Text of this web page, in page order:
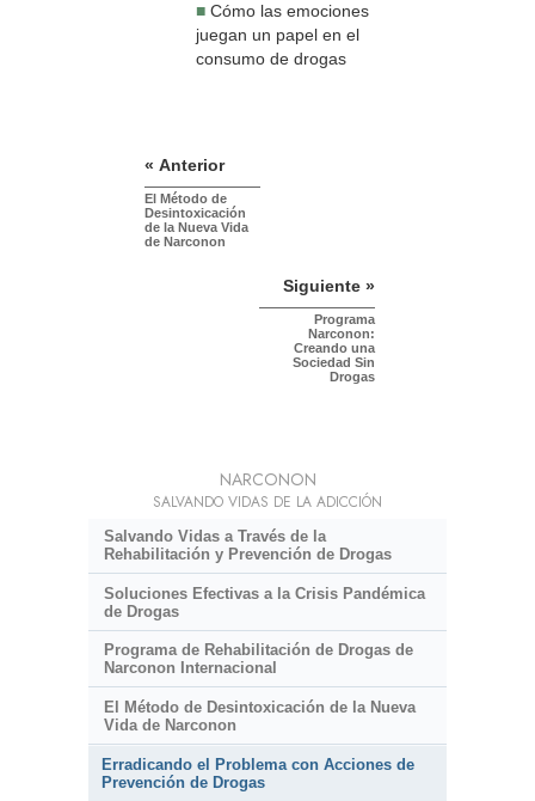
■ Cómo las emociones
juegan un papel en el
consumo de drogas
« Anterior
El Método de
Desintoxicación
de la Nueva Vida
de Narconon
Siguiente »
Programa
Narconon:
Creando una
Sociedad Sin
Drogas
NARCONON
SALVANDO VIDAS DE LA ADICCIÓN
Salvando Vidas a Través de la
Rehabilitación y Prevención de Drogas
Soluciones Efectivas a la Crisis Pandémica
de Drogas
Programa de Rehabilitación de Drogas de
Narconon Internacional
El Método de Desintoxicación de la Nueva
Vida de Narconon
Erradicando el Problema con Acciones de
Prevención de Drogas